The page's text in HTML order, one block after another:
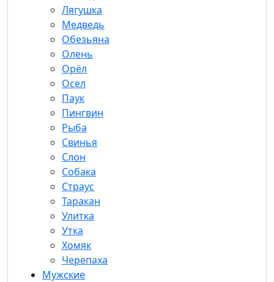
Лягушка
Медведь
Обезьяна
Олень
Орёл
Осел
Паук
Пингвин
Рыба
Свинья
Слон
Собака
Страус
Таракан
Улитка
Утка
Хомяк
Черепаха
Мужские